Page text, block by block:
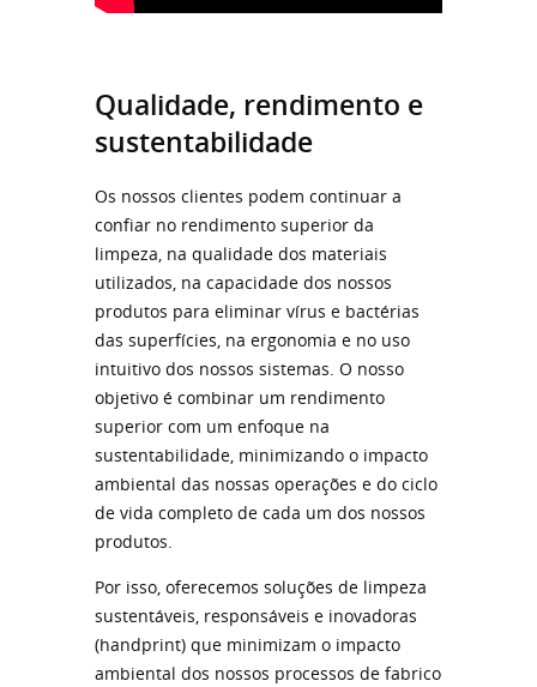
Qualidade, rendimento e
sustentabilidade
Os nossos clientes podem continuar a
confiar no rendimento superior da
limpeza, na qualidade dos materiais
utilizados, na capacidade dos nossos
produtos para eliminar vírus e bactérias
das superfícies, na ergonomia e no uso
intuitivo dos nossos sistemas. O nosso
objetivo é combinar um rendimento
superior com um enfoque na
sustentabilidade, minimizando o impacto
ambiental das nossas operações e do ciclo
de vida completo de cada um dos nossos
produtos.
Por isso, oferecemos soluções de limpeza
sustentáveis, responsáveis e inovadoras
(handprint) que minimizam o impacto
ambiental dos nossos processos de fabrico